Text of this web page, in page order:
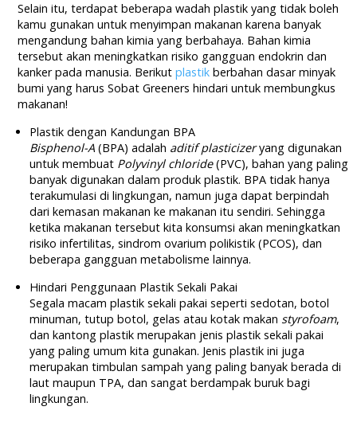
Selain itu, terdapat beberapa wadah plastik yang tidak boleh
kamu gunakan untuk menyimpan makanan karena banyak
mengandung bahan kimia yang berbahaya. Bahan kimia
tersebut akan meningkatkan risiko gangguan endokrin dan
kanker pada manusia. Berikutplastik berbahan dasar minyak
bumi yang harus Sobat Greeners hindari untuk membungkus
makanan!
Plastik dengan Kandungan BPA
Bisphenol-A (BPA) adalah aditif plasticizeryang digunakan
untuk membuat Polyvinyl chloride(PVC), bahan yang paling
banyak digunakan dalam produk plastik. BPA tidak hanya
terakumulasi di lingkungan, namun juga dapat berpindah
dari kemasan makanan ke makanan itu sendiri. Sehingga
ketika makanan tersebut kita konsumsi akan meningkatkan
risiko infertilitas, sindrom ovarium polikistik (PCOS), dan
beberapa gangguan metabolisme lainnya.
Hindari Penggunaan Plastik Sekali Pakai
Segala macam plastik sekali pakai seperti sedotan, botol
minuman, tutup botol, gelas atau kotak makan styrofoam,
dan kantong plastik merupakan jenis plastik sekali pakai
yang paling umum kita gunakan. Jenis plastik ini juga
merupakan timbulan sampah yang paling banyak berada di
laut maupun TPA, dan sangat berdampak buruk bagi
lingkungan.